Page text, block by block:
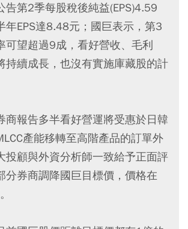
告第2季每股稅後純益(EPS)4.59
年EPS達8.48元；國巨表示，第3
可望超過9成，看好營收、毛利
持續成長，也沒有實施庫藏股的計
商報告多半看好營運將受惠於日韓
產能移轉至高階產品的訂單外
投顧與外資分析師一致給予正面評
分券商調降國巨目標價，價格在